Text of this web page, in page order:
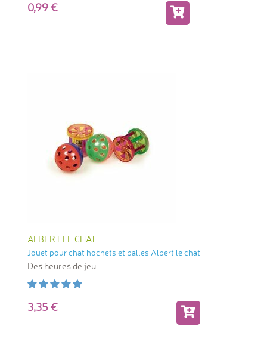
0,99
ALBERT LE CHAT
Jouet pour chat hochets et balles Albert le chat
Des heures de jeu
3,35